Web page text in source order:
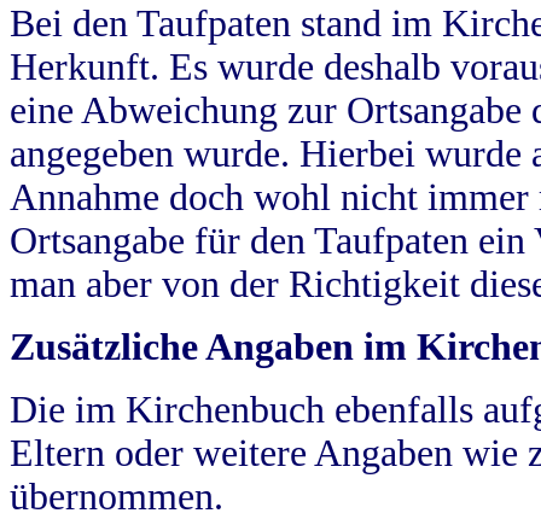
Bei den Taufpaten stand im
Herkunft. Es wurde deshalb
eine Abweichung zur
angegeben wurde. Hierbei wurde
Annahme doch wohl nicht
Ortsangabe für den Taufpaten
man aber von der Richtigkeit
Zusätzliche Angaben im
Die im Kirchenbuch ebenfalls
Eltern oder weitere Angaben wie
übernommen.